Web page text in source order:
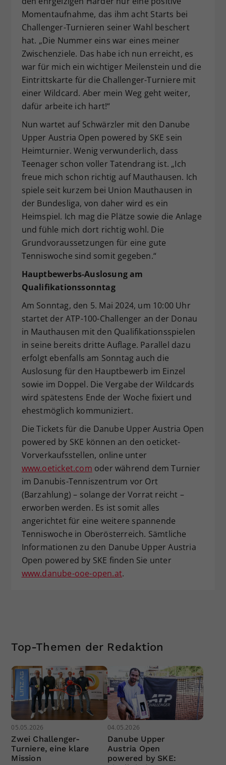
Momentaufnahme, das ihm acht Starts bei
Challenger-Turnieren seiner Wahl beschert
hat. „Die Nummer eins war eines meiner
Zwischenziele. Das habe ich nun erreicht, es
war für mich ein wichtiger Meilenstein und die
Eintrittskarte für die Challenger-Turniere mit
einer Wildcard. Aber mein Weg geht weiter,
dafür arbeite ich hart!“
Nun wartet auf Schwärzler mit den Danube
Upper Austria Open powered by SKE sein
Heimturnier. Wenig verwunderlich, dass
Teenager schon voller Tatendrang ist. „Ich
freue mich schon richtig auf Mauthausen. Ich
spiele seit kurzem bei Union Mauthausen in
der Bundesliga, von daher wird es ein
Heimspiel. Ich mag die Plätze sowie die Anlage
und fühle mich dort richtig wohl. Die
Grundvoraussetzungen für eine gute
Tenniswoche sind somit gegeben.“
Hauptbewerbs-Auslosung am
Qualifikationssonntag
Am Sonntag, den 5. Mai 2024, um 10:00 Uhr
startet der ATP-100-Challenger an der Donau
in Mauthausen mit den Qualifikationsspielen
in seine bereits dritte Auflage. Parallel dazu
erfolgt ebenfalls am Sonntag auch die
Auslosung für den Hauptbewerb im Einzel
sowie im Doppel. Die Vergabe der Wildcards
wird spätestens Ende der Woche fixiert und
ehestmöglich kommuniziert.
Die Tickets für die Danube Upper Austria Open
powered by SKE können an den oeticket-
Vorverkaufsstellen, online unter
www.oeticket.com oder während dem Turnier
im Danubis-Tenniszentrum vor Ort
(Barzahlung) – solange der Vorrat reicht –
erworben werden. Es ist somit alles
angerichtet für eine weitere spannende
Tenniswoche in Oberösterreich. Sämtliche
Informationen zu den Danube Upper Austria
Open powered by SKE finden Sie unter
www.danube-ooe-open.at.
Top-Themen der Redaktion
05.05.2026
Zwei Challenger-
Turniere, eine klare
Mission
04.05.2026
Danube Upper
Austria Open
powered by SKE: